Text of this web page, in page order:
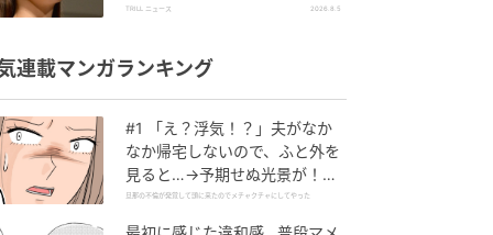
【規格外の逸材】
TRILL ニュース 2026.8.5
連載マンガランキング
#1 「え？浮気！？」夫がなか
なか帰宅しないので、ふと外を
見ると…→予期せぬ光景が！｜
旦那の不倫が発覚して頭に来た
旦那の不倫が発覚して頭に来たのでメチャクチャにしてやった